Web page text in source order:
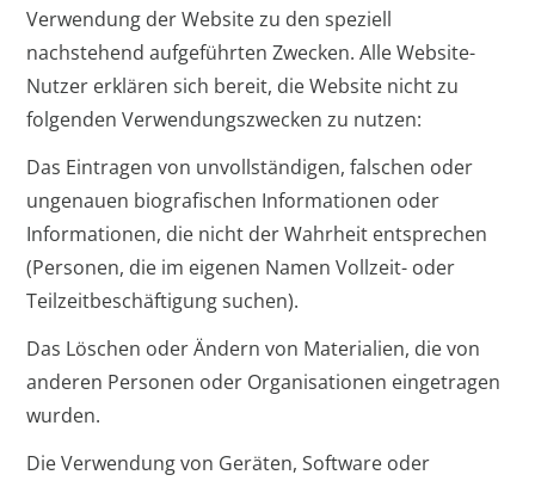
Verwendung der Website zu den speziell
nachstehend aufgeführten Zwecken. Alle Website-
Nutzer erklären sich bereit, die Website nicht zu
folgenden Verwendungszwecken zu nutzen:
Das Eintragen von unvollständigen, falschen oder
ungenauen biografischen Informationen oder
Informationen, die nicht der Wahrheit entsprechen
(Personen, die im eigenen Namen Vollzeit- oder
Teilzeitbeschäftigung suchen).
Das Löschen oder Ändern von Materialien, die von
anderen Personen oder Organisationen eingetragen
wurden.
Die Verwendung von Geräten, Software oder